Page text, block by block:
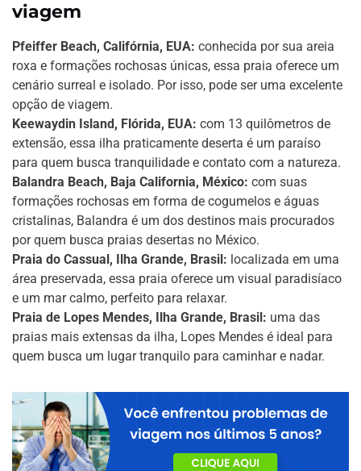
viagem
Pfeiffer Beach, Califórnia, EUA: conhecida por sua areia
roxa e formações rochosas únicas, essa praia oferece um
cenário surreal e isolado. Por isso, pode ser uma excelente
opção de viagem.
Keewaydin Island, Flórida, EUA: com 13 quilômetros de
extensão, essa ilha praticamente deserta é um paraíso
para quem busca tranquilidade e contato com a natureza.
Balandra Beach, Baja California, México: com suas
formações rochosas em forma de cogumelos e águas
cristalinas, Balandra é um dos destinos mais procurados
por quem busca praias desertas no México.
Praia do Cassual, Ilha Grande, Brasil: localizada em uma
área preservada, essa praia oferece um visual paradisíaco
e um mar calmo, perfeito para relaxar.
Praia de Lopes Mendes, Ilha Grande, Brasil: uma das
praias mais extensas da ilha, Lopes Mendes é ideal para
quem busca um lugar tranquilo para caminhar e nadar.